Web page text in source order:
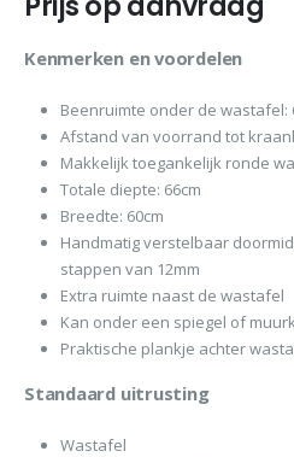
Kenmerken en voordelen
Beenruimte onder de wastafel:
Afstand van voorrand tot
Makkelijk toegankelijk ronde
Totale diepte: 66cm
Breedte: 60cm
Handmatig verstelbaar
stappen van 12mm
Extra ruimte naast de wastafel
Kan onder een spiegel of
Praktische plankje achter
Standaard uitrusting
Wastafel